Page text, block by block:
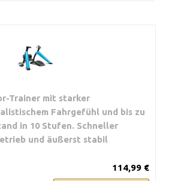
Trainer mit starker
Fahrgefühl und bis zu
in 10 Stufen. Schneller
und äußerst stabil
114,99 €